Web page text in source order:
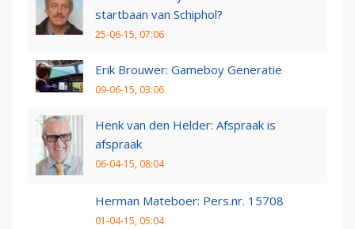
startbaan van Schiphol?
25-06-15, 07:06
Erik Brouwer: Gameboy Generatie
09-06-15, 03:06
Henk van den Helder: Afspraak is
afspraak
06-04-15, 08:04
Herman Mateboer: Pers.nr. 15708
01-04-15, 05:04